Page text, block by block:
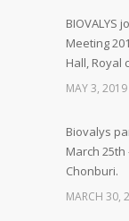
BIOVALYS
Meeting
Hall, Royal
MAY 3, 2019
Biovalys
March
Chonburi.
MARCH 30,